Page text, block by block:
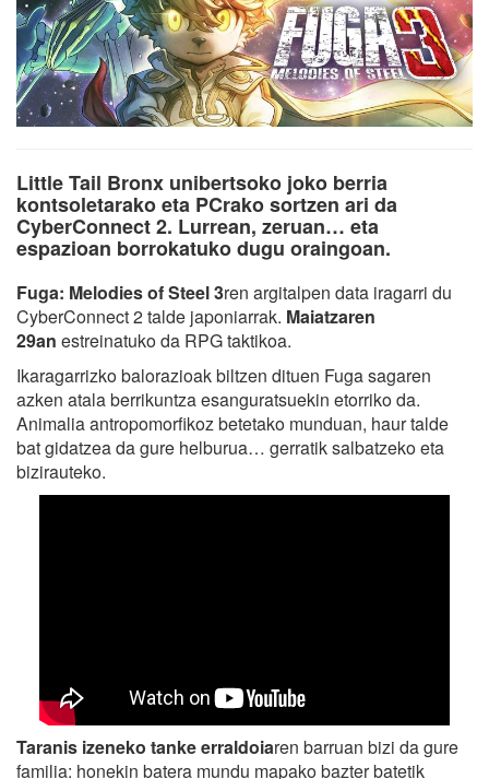
Little Tail Bronx unibertsoko joko berria
kontsoletarako eta PCrako sortzen ari da
CyberConnect 2. Lurrean, zeruan… eta
espazioan borrokatuko dugu oraingoan.
Fuga: Melodies of Steel 3ren argitalpen data iragarri du
CyberConnect 2 talde japoniarrak. Maiatzaren
29an estreinatuko da RPG taktikoa.
Ikaragarrizko balorazioak biltzen dituen Fuga sagaren
azken atala berrikuntza esanguratsuekin etorriko da.
Animalia antropomorfikoz betetako munduan, haur talde
bat gidatzea da gure helburua… gerratik salbatzeko eta
bizirauteko.
Taranis izeneko tanke erraldoiaren barruan bizi da gure
familia: honekin batera mundu mapako bazter batetik